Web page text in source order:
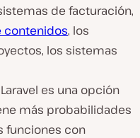
de facturación,
contenidos, los
los sistemas
es una opción
más probabilidades
funciones con